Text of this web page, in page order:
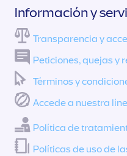
Información y
Transparencia y
Peticiones, quejas y
Términos y
Accede a nuestra
Política de
Políticas de uso de